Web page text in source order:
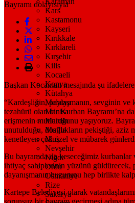
Kars
Kastamonu
Kayseri
Kırıkkale
Kırklareli
Kırşehir
Kilis
Kocaeli
Konya
Kütahya
Malatya
Manisa
Mardin
Muğla
Muş
Nevşehir
Niğde
Ordu
Osmaniye
Rize
Sakarya
Başkan Kocaman mesajında şu
“Kardeşliğin, paylaşmanın, sevginin ve
tezahürü olan bir Kurban Bayramı’na
erişmenin mutluluğunu yaşıyoruz.
unutulduğu, dostlukların pekiştiği, aziz
kenetleyen çok özel ve mübarek
Bu bayramda da keseceğimiz kurbanlar
ihtiyaç sahiplerinin yüzünü güldürecek,
dayanışmanın huzurunu hep birlikte
Kartepe Belediyesi olarak
sorunsuz bir bayram geçirmesi adına tüm